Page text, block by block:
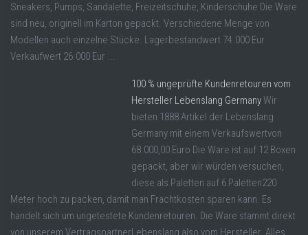
Sneakers, Pumps, Sandalette, Freizeitschuhe, Kinderschuhe Die Ware
sind neu, originell im Karton gepackt. Verschiedene Menge von
Modellen auch einzelne Stücke. Lagerbestandwert 74.000 Eur
Verkaufwert 26.000 Eur ...
100 % ungeprüfte Kundenretouren vom
Hersteller Lebenslang GermanyWir
bieten 1888 Artikel der Lebenslang
Germany mit einem Verkaufswertvon
68.000,00 Euro Die Ware ist auf 12 Boxen
gepackt, aber wir würden versuchen,
diese als Paletten auf 6 Paletten220
Meter hoch zu packen, damit man Frachtkosten sparen kann. Es
handelt sich um ungetestete Kundenretouren. Die Ware stammt direkt
von unserem VertragspartnerLebenslang also vom Hersteller. Alles ...